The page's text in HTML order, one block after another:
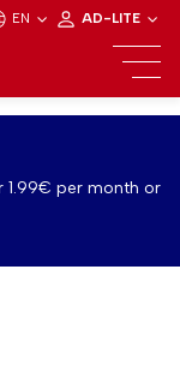
EN AD-LITE
1.99€ per month or